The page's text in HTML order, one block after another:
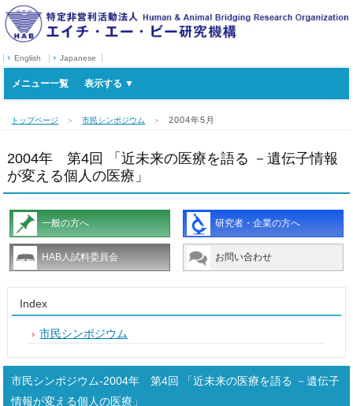
English Japanese
メニュー一覧
トップページ ＞市民シンポジウム ＞2004年5月
2004年 第4回 「近未来の医療を語る －遺伝子情報
が変える個人の医療」
Index
市民シンポジウム
市民シンポジウム-2004年 第4回 「近未来の医療を語る －遺伝子
情報が変える個人の医療」
一般の方へ 研究者・企業の方へ
HAB人試料委員会 お問い合わせ